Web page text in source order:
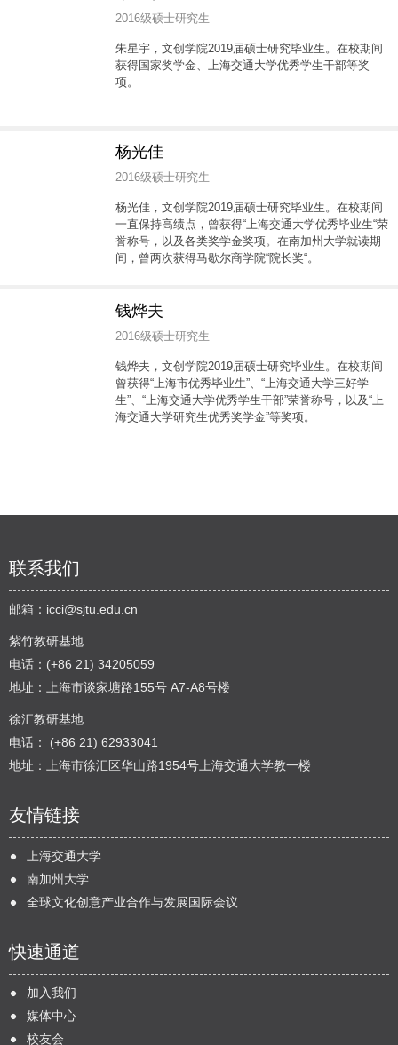
2016级硕士研究生
朱星宇，文创学院2019届硕士研究毕业生。在校期间
获得国家奖学金、上海交通大学优秀学生干部等奖
项。
杨光佳
2016级硕士研究生
杨光佳，文创学院2019届硕士研究毕业生。在校期间
一直保持高绩点，曾获得“上海交通大学优秀毕业生“荣
誉称号，以及各类奖学金奖项。在南加州大学就读期
间，曾两次获得马歇尔商学院“院长奖“。
钱烨夫
2016级硕士研究生
钱烨夫，文创学院2019届硕士研究毕业生。在校期间
曾获得“上海市优秀毕业生”、“上海交通大学三好学
生”、“上海交通大学优秀学生干部”荣誉称号，以及“上
海交通大学研究生优秀奖学金”等奖项。
联系我们
邮箱： icci@sjtu.edu.cn
紫竹教研基地
电话：(+86 21) 34205059
地址：上海市谈家塘路155号 A7-A8号楼
徐汇教研基地
电话： (+86 21) 62933041
地址：上海市徐汇区华山路1954号上海交通大学教一楼
友情链接
上海交通大学
南加州大学
全球文化创意产业合作与发展国际会议
快速通道
加入我们
媒体中心
校友会